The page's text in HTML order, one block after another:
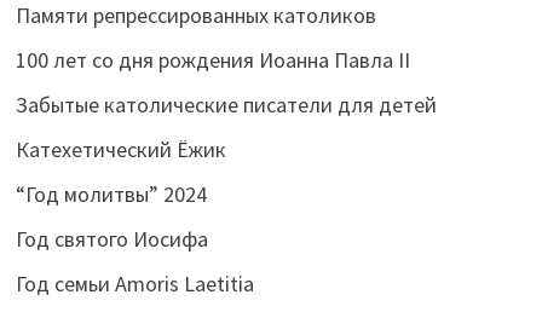
Памяти репрессированных католиков
100 лет со дня рождения Иоанна Павла II
Забытые католические писатели для детей
Катехетический Ёжик
“Год молитвы” 2024
Год святого Иосифа
Год семьи Amoris Laetitia